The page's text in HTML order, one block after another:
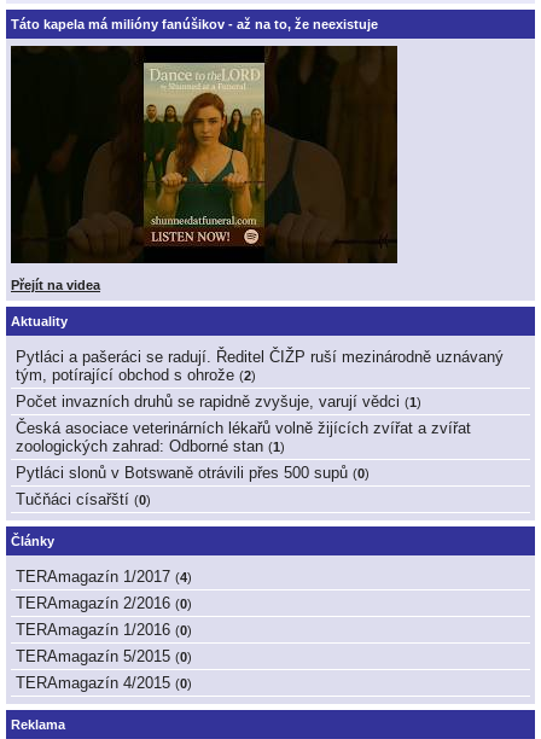
Táto kapela má milióny fanúšikov - až na to, že neexistuje
Přejít na videa
Aktuality
Pytláci a pašeráci se radují. Ředitel ČIŽP ruší mezinárodně uznávaný
tým, potírající obchod s ohrože (2)
Počet invazních druhů se rapidně zvyšuje, varují vědci (1)
Česká asociace veterinárních lékařů volně žijících zvířat a zvířat
zoologických zahrad: Odborné stan (1)
Pytláci slonů v Botswaně otrávili přes 500 supů (0)
Tučňáci císařští (0)
Články
TERAmagazín 1/2017 (4)
TERAmagazín 2/2016 (0)
TERAmagazín 1/2016 (0)
TERAmagazín 5/2015 (0)
TERAmagazín 4/2015 (0)
Reklama